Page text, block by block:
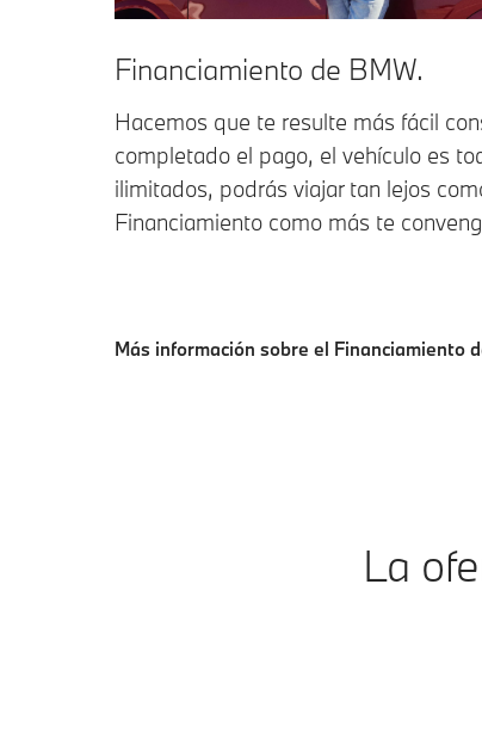
Financiamiento de BMW.
Hacemos que te resulte más fácil
completado el pago, el vehículo es
ilimitados, podrás viajar tan lejos
Financiamiento como más te
Más información sobre el Financiamiento
La